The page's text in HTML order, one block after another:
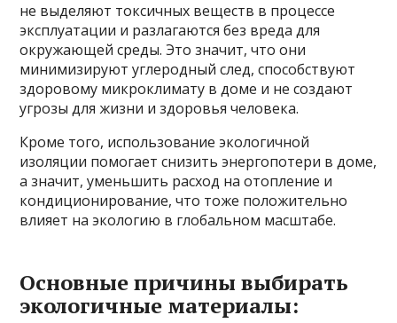
не выделяют токсичных веществ в процессе
эксплуатации и разлагаются без вреда для
окружающей среды. Это значит, что они
минимизируют углеродный след, способствуют
здоровому микроклимату в доме и не создают
угрозы для жизни и здоровья человека.
Кроме того, использование экологичной
изоляции помогает снизить энергопотери в доме,
а значит, уменьшить расход на отопление и
кондиционирование, что тоже положительно
влияет на экологию в глобальном масштабе.
Основные причины выбирать
экологичные материалы: